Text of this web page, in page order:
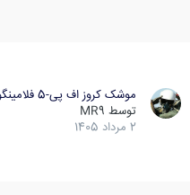
موشک کروز اف پی-5 فلامینگو…
توسط MR9
2 مرداد 1405